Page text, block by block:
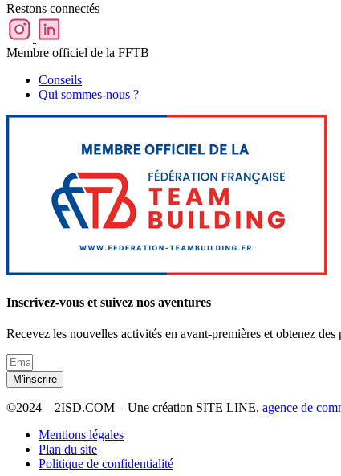
Restons connectés
Membre officiel de la FFTB
Conseils
Qui sommes-nous ?
Inscrivez-vous et suivez nos aventures
Recevez les nouvelles activités en avant-premières et obtenez
M'inscrire
©2024 – 2ISD.COM – Une création SITE LINE, agence de
Mentions légales
Plan du site
Politique de confidentialité